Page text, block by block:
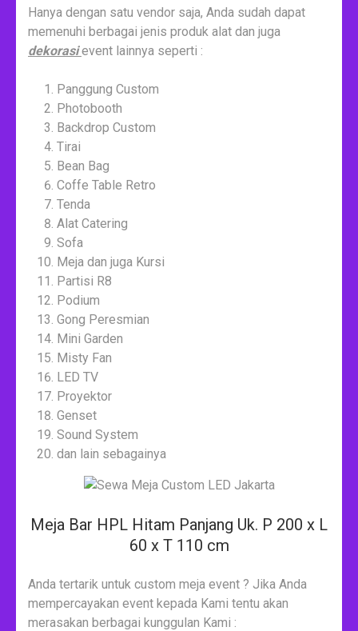
Hanya dengan satu vendor saja, Anda sudah dapat
memenuhi berbagai jenis produk alat dan juga
dekorasievent lainnya seperti :
Panggung Custom
Photobooth
Backdrop Custom
Tirai
Bean Bag
Coffe Table Retro
Tenda
Alat Catering
Sofa
Meja dan juga Kursi
Partisi R8
Podium
Gong Peresmian
Mini Garden
Misty Fan
LED TV
Proyektor
Genset
Sound System
dan lain sebagainya
Meja Bar HPL Hitam Panjang Uk. P 200 x L
60 x T 110 cm
Anda tertarik untuk custom meja event ? Jika Anda
mempercayakan event kepada Kami tentu akan
merasakan berbagai kunggulan Kami :